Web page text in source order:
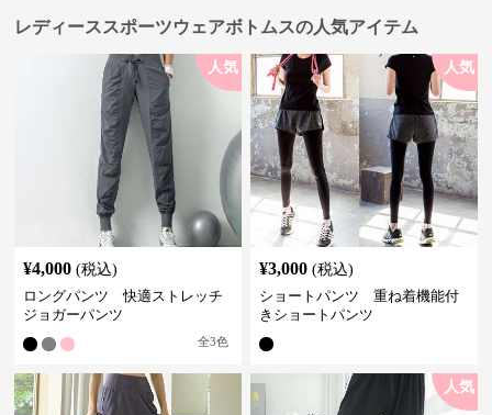
レディーススポーツウェアボトムスの人気アイテム
人気
¥4,000 (税込)
ロングパンツ 快適ストレッチ
ジョガーパンツ
全3色
人気
¥3,000 (税込)
ショートパンツ 重ね着機能付
きショートパンツ
人気